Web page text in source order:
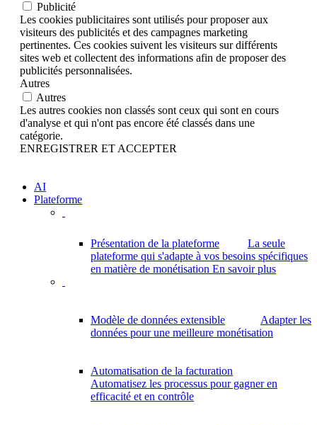
Publicité
Les cookies publicitaires sont utilisés pour proposer aux
visiteurs des publicités et des campagnes marketing
pertinentes. Ces cookies suivent les visiteurs sur différents
sites web et collectent des informations afin de proposer des
publicités personnalisées.
Autres
Autres
Les autres cookies non classés sont ceux qui sont en cours
d'analyse et qui n'ont pas encore été classés dans une
catégorie.
ENREGISTRER ET ACCEPTER
AI
Plateforme
Présentation de la plateforme
La seule
plateforme qui s'adapte à vos besoins spécifiques
en matière de monétisation En savoir plus
Modèle de données extensible
Adapter les
données pour une meilleure monétisation
Automatisation de la facturation
Automatisez les processus pour gagner en
efficacité et en contrôle